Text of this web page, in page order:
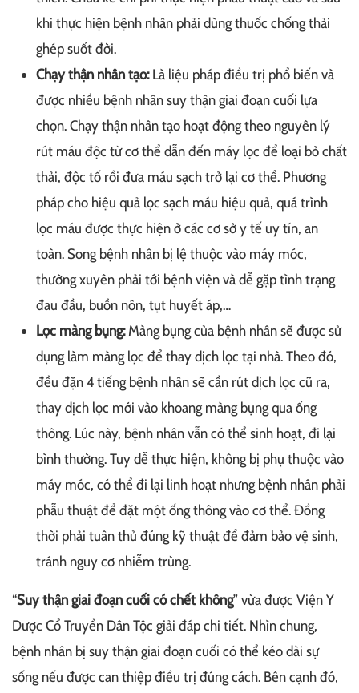
khi thực hiện bệnh nhân phải dùng thuốc chống thải
ghép suốt đời.
Chạy thận nhân tạo:Là liệu pháp điều trị phổ biến và
được nhiều bệnh nhân suy thận giai đoạn cuối lựa
chọn. Chạy thận nhân tạo hoạt động theo nguyên lý
rút máu độc từ cơ thể dẫn đến máy lọc để loại bỏ chất
thải, độc tố rồi đưa máu sạch trở lại cơ thể. Phương
pháp cho hiệu quả lọc sạch máu hiệu quả, quá trình
lọc máu được thực hiện ở các cơ sở y tế uy tín, an
toàn. Song bệnh nhân bị lệ thuộc vào máy móc,
thường xuyên phải tới bệnh viện và dễ gặp tình trạng
đau đầu, buồn nôn, tụt huyết áp,…
Lọc màng bụng:Màng bụng của bệnh nhân sẽ được sử
dụng làm màng lọc để thay dịch lọc tại nhà. Theo đó,
đều đặn 4 tiếng bệnh nhân sẽ cần rút dịch lọc cũ ra,
thay dịch lọc mới vào khoang màng bụng qua ống
thông. Lúc này, bệnh nhân vẫn có thể sinh hoạt, đi lại
bình thường. Tuy dễ thực hiện, không bị phụ thuộc vào
máy móc, có thể đi lại linh hoạt nhưng bệnh nhân phải
phẫu thuật để đặt một ống thông vào cơ thể. Đồng
thời phải tuân thủ đúng kỹ thuật để đảm bảo vệ sinh,
tránh nguy cơ nhiễm trùng.
“Suy thận giai đoạn cuối có chết không” vừa được Viện Y
Dược Cổ Truyền Dân Tộc giải đáp chi tiết. Nhìn chung,
bệnh nhân bị suy thận giai đoạn cuối có thể kéo dài sự
sống nếu được can thiệp điều trị đúng cách. Bên cạnh đó,